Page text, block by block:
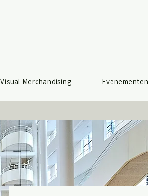
Visual Merchandising Evenementen